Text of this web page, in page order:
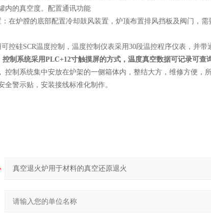
内的真空度。配置通讯功能
在炉膛的底部配置冷却鼓风装置，炉顶布置排风挡板及阀门，
控硅SCR温度控制，温度控制仪表采用30段温控程序仪表，并
控制系统采用PLC+12寸触摸屏的方式，温度真空数据可记录可
控制系统集中安放在炉架的一侧箱体内，整结大方，维修方便，
全警示贴，安装接线标准化制作。